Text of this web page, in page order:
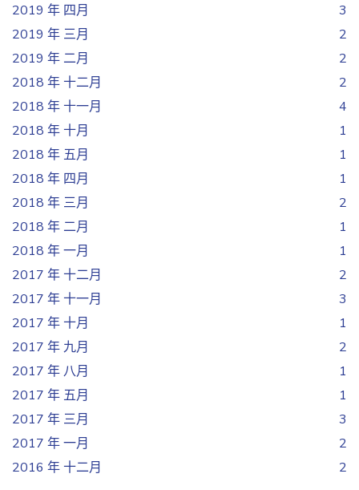
2019 年 四月
3
2019 年 三月
2
2019 年 二月
2
2018 年 十二月
2
2018 年 十一月
4
2018 年 十月
1
2018 年 五月
1
2018 年 四月
1
2018 年 三月
2
2018 年 二月
1
2018 年 一月
1
2017 年 十二月
2
2017 年 十一月
3
2017 年 十月
1
2017 年 九月
2
2017 年 八月
1
2017 年 五月
1
2017 年 三月
3
2017 年 一月
2
2016 年 十二月
2